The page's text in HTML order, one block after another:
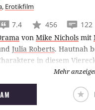
, Erotikfilm
7.4 456
122
von Mike Nichols mit
Julia Roberts. Hautnah
in diesem
Beziehungsdrama mit
Clive Owen und Jude
Mehr